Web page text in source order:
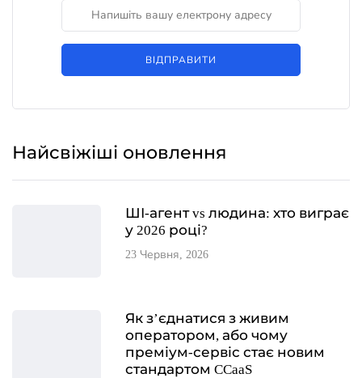
ВІДПРАВИТИ
Найсвіжіші оновлення
ШІ-агент vs людина: хто виграє
у 2026 році?
23 Червня, 2026
Як з’єднатися з живим
оператором, або чому
преміум-сервіс стає новим
стандартом CCaaS